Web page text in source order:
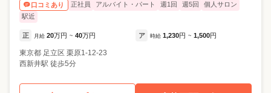
口コミあり 正社員 アルバイト・パート 週1回 週5回
個人サロン
駅近
正 月給 20万円 ~ 40万円 ア 時給 1,230円 ~ 1,500円
東京都 足立区 栗原1-12-23
西新井駅 徒歩5分